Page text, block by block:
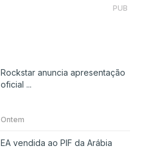
PUB
Rockstar anuncia apresentação
oficial ...
Ontem
EA vendida ao PIF da Arábia